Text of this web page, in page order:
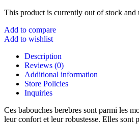
This product is currently out of stock and
Add to compare
Add to wishlist
Description
Reviews (0)
Additional information
Store Policies
Inquiries
Ces babouches berebres sont parmi les
leur confort et leur robustesse. Elles sont